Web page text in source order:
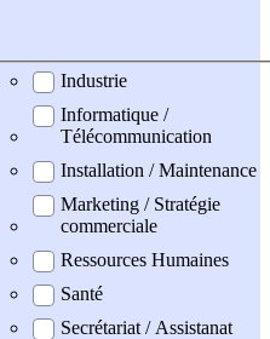
Industrie
Informatique /
Télécommunication
Installation / Maintenance
Marketing / Stratégie
commerciale
Ressources Humaines
Santé
Secrétariat / Assistanat